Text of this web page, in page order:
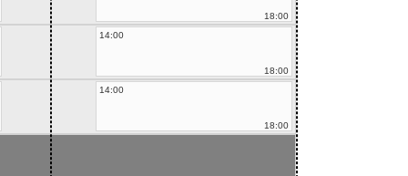
18:00
14:00
18:00
14:00
18:00